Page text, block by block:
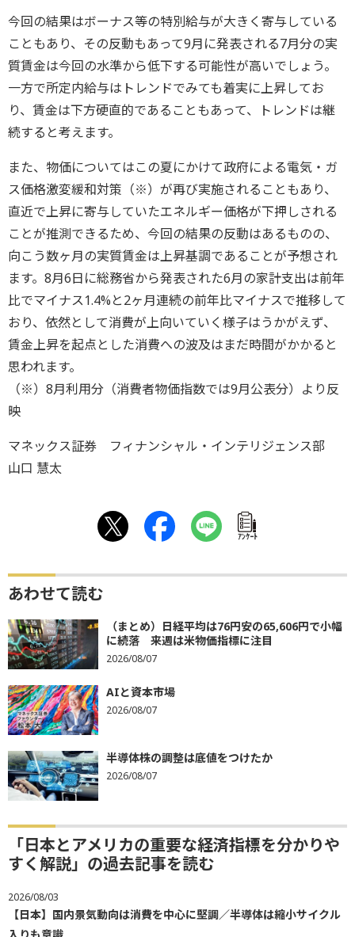
今回の結果はボーナス等の特別給与が大きく寄与している
こともあり、その反動もあって9月に発表される7月分の実
質賃金は今回の水準から低下する可能性が高いでしょう。
一方で所定内給与はトレンドでみても着実に上昇してお
り、賃金は下方硬直的であることもあって、トレンドは継
続すると考えます。
また、物価についてはこの夏にかけて政府による電気・ガ
ス価格激変緩和対策（※）が再び実施されることもあり、
直近で上昇に寄与していたエネルギー価格が下押しされる
ことが推測できるため、今回の結果の反動はあるものの、
向こう数ヶ月の実質賃金は上昇基調であることが予想され
ます。8月6日に総務省から発表された6月の家計支出は前年
比でマイナス1.4%と2ヶ月連続の前年比マイナスで推移して
おり、依然として消費が上向いていく様子はうかがえず、
賃金上昇を起点とした消費への波及はまだ時間がかかると
思われます。
（※）8月利用分（消費者物価指数では9月公表分）より反
映
マネックス証券 フィナンシャル・インテリジェンス部
山口 慧太
ｱﾝｹｰﾄ
あわせて読む
（まとめ）日経平均は76円安の65,606円で小幅
に続落 来週は米物価指標に注目
2026/08/07
AIと資本市場
2026/08/07
半導体株の調整は底値をつけたか
2026/08/07
「日本とアメリカの重要な経済指標を分かりや
すく解説」の過去記事を読む
2026/08/03
【日本】国内景気動向は消費を中心に堅調／半導体は縮小サイクル